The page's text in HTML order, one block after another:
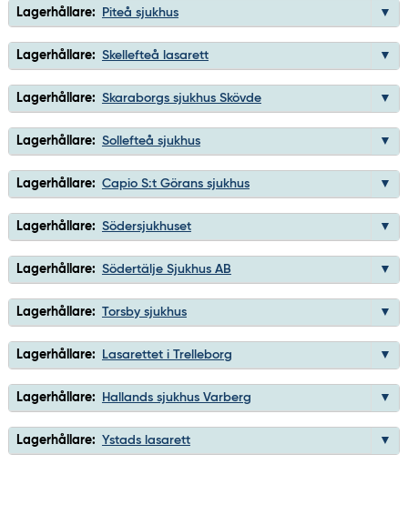
Lagerhållare: Piteå sjukhus
Lagerhållare: Skellefteå lasarett
Lagerhållare: Skaraborgs sjukhus Skövde
Lagerhållare: Sollefteå sjukhus
Lagerhållare: Capio S:t Görans sjukhus
Lagerhållare: Södersjukhuset
Lagerhållare: Södertälje Sjukhus AB
Lagerhållare: Torsby sjukhus
Lagerhållare: Lasarettet i Trelleborg
Lagerhållare: Hallands sjukhus Varberg
Lagerhållare: Ystads lasarett